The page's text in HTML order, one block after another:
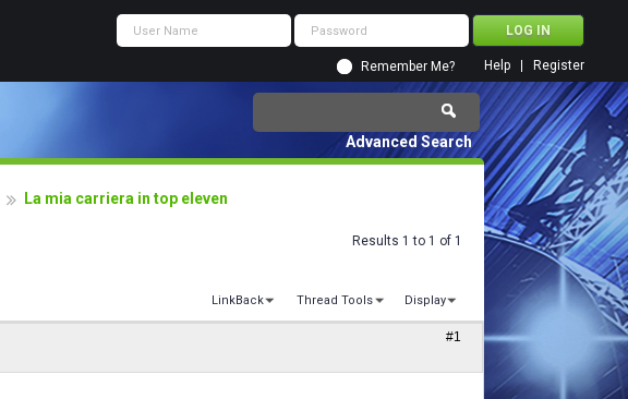
Remember Me? Register
Help
Advanced Search
La mia carriera in top eleven
Results 1 to 1 of 1
LinkBack Thread Tools Display
#1